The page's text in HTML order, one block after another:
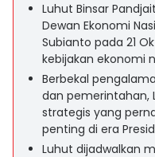
Luhut Binsar
Dewan Ekonomi
Subianto pada 21
kebijakan ekonomi
Berbekal
dan pemerintahan,
strategis yang
penting di era
Luhut dijadwalkan